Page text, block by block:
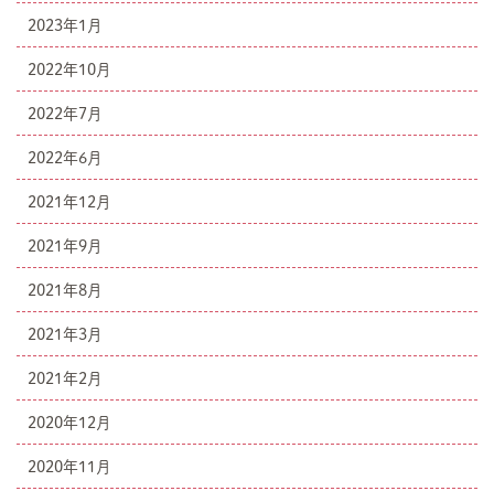
2023年1月
2022年10月
2022年7月
2022年6月
2021年12月
2021年9月
2021年8月
2021年3月
2021年2月
2020年12月
2020年11月